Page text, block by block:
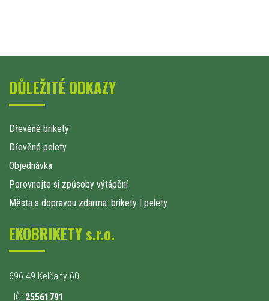
DŮLEŽITÉ ODKAZY
Dřevěné brikety
Dřevěné pelety
Objednávka
Porovnejte si způsoby výtápění
Města s dopravou zdarma: brikety | pelety
EKOBRIKETY s.r.o.
696 49 Kelčany 60
IČ: 25561791